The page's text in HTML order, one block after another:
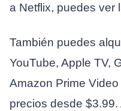
a Netflix, puedes ver
También puedes
YouTube, Apple TV,
Amazon Prime
precios desde